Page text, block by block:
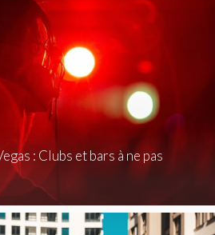
: Clubs et bars à ne pas